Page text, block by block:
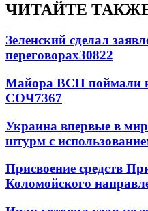
ЧИТАЙТЕ
Зеленский сделал
переговорах30822
Майора ВСП поймали
СОЧ7367
Украина впервые в
штурм с
Присвоение средств
Коломойского